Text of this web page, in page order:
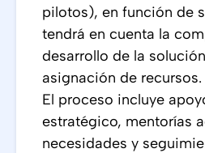
pilotos), en función de
tendrá en cuenta la
desarrollo de la
asignación de recursos.
El proceso incluye
estratégico, mentorías
necesidades y